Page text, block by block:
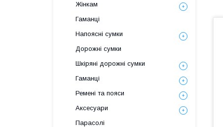
Жінкам
Гаманці
Напоясні сумки
Дорожні сумки
Шкіряні дорожні сумки
Гаманці
Ремені та пояси
Аксесуари
Парасолі